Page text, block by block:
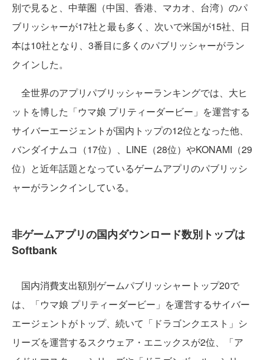
別で見ると、中華圏（中国、香港、マカオ、台湾）のパ
ブリッシャーが17社と最も多く、次いで米国が15社、日
本は10社となり、3番目に多くのパブリッシャーがラン
クインした。
全世界のアプリパブリッシャーランキングでは、大ヒ
ットを博した「ウマ娘 プリティーダービー」を運営する
サイバーエージェントが国内トップの12位となった他、
バンダイナムコ（17位）、LINE（28位）やKONAMI（29
位）と近年話題となっているゲームアプリのパブリッシ
ャーがランクインしている。
非ゲームアプリの国内ダウンロード数別トップは
Softbank
国内消費支出額別ゲームパブリッシャートップ20で
は、「ウマ娘 プリティーダービー」を運営するサイバー
エージェントがトップ、続いて「ドラゴンクエスト」シ
リーズを運営するスクウェア・エニックスが2位、「ア